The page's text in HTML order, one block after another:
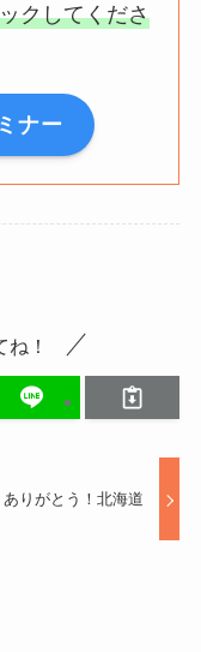
クしてくださ
ナー
！
ありがとう！北海道